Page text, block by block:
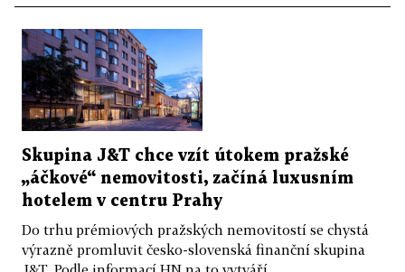
Skupina J&T chce vzít útokem pražské
„áčkové“ nemovitosti, začíná luxusním
hotelem v centru Prahy
Do trhu prémiových pražských nemovitostí se chystá
výrazně promluvit česko-slovenská finanční skupina